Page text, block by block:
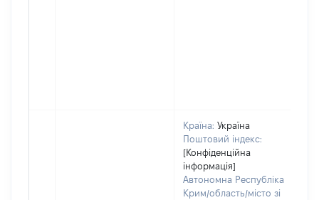
Країна: Україна
Поштовий індекс:
[Конфіденційна
інформація]
Автономна Республіка
Крим/область/місто зі